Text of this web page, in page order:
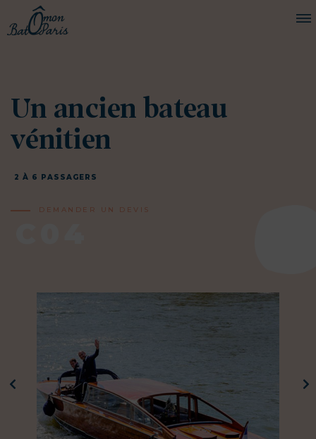
CROISIÈRES
JOURNAL DE BORD
DEMANDER UN DEVIS
Un ancien bateau
vénitien
2 À 6 PASSAGERS
DEMANDER UN DEVIS